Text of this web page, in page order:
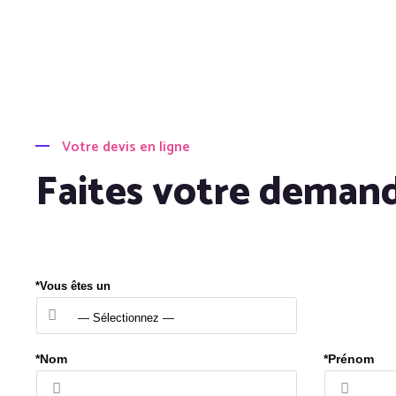
Votre devis en ligne
Faites votre
*Vous êtes un
*Nom *Prénom